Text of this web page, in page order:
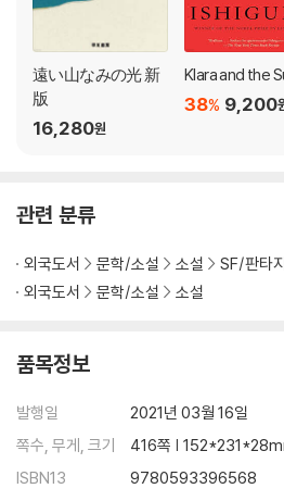
Klara and the Sun is a thrilling book
nging world through the eyes of an
d one that explores the
ean to love?
has uncovered the abyss beneath
ction with the world.
遠い山なみの光 新
版
16,280원
Klara and the
9,200
38%
관련 분류
외국도서 문학/소설 소설
SF/판타
외국도서
문학/소설 소설
품목정보
발행일
2021년 03월 16일
쪽수, 무게, 크기
416쪽 |
ISBN13
9780593396568